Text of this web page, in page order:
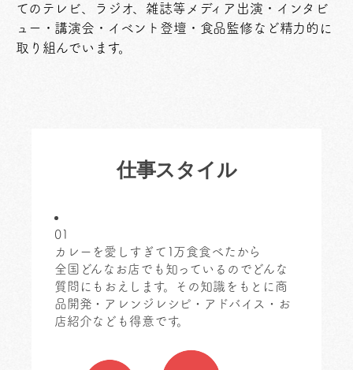
てのテレビ、ラジオ、雑誌等メディア出演・インタビ
ュー・講演会・イベント登壇・食品監修など精力的に
取り組んでいます。
仕事スタイル
01
カレーを愛しすぎて1万食食べたから
全国どんなお店でも知っているのでどんな
質問にもおえします。その知識をもとに商
品開発・アレンジレシピ・アドバイス・お
店紹介なども得意です。